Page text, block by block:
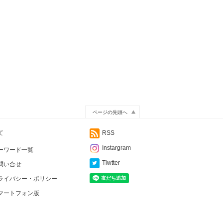
ページの先頭へ
ワード一覧
い合せ
イバシー・ポリシー
ートフォン版
RSS
Instargram
Tiwtter